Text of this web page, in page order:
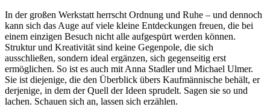
In der großen Werkstatt herrscht Ordnung und Ruhe – und dennoch
kann sich das Auge auf viele kleine Entdeckungen freuen, die bei
einem einzigen Besuch nicht alle aufgespürt werden können.
Struktur und Kreativität sind keine Gegenpole, die sich
ausschließen, sondern ideal ergänzen, sich gegenseitig erst
ermöglichen. So ist es auch mit Anna Stadler und Michael Ulmer.
Sie ist diejenige, die den Überblick übers Kaufmännische behält, er
derjenige, in dem der Quell der Ideen sprudelt. Sagen sie so und
lachen. Schauen sich an, lassen sich erzählen.